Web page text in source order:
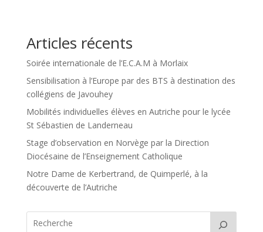
Articles récents
Soirée internationale de l’E.C.A.M à Morlaix
Sensibilisation à l’Europe par des BTS à destination des
collégiens de Javouhey
Mobilités individuelles élèves en Autriche pour le lycée
St Sébastien de Landerneau
Stage d’observation en Norvège par la Direction
Diocésaine de l’Enseignement Catholique
Notre Dame de Kerbertrand, de Quimperlé, à la
découverte de l’Autriche